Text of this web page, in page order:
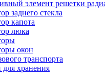
элемент решетки
заднего стекла
капота
люка
окон
транспорта
для хранения